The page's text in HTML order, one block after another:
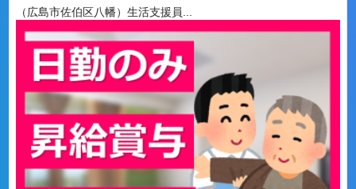
（広島市佐伯区八幡）生活支援員...